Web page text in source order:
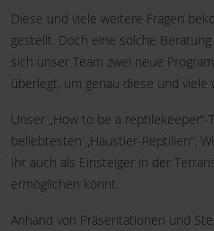
Diese und viele weitere Fragen
gestellt. Doch eine solche
sich unser Team zwei neue
überlegt, um genau diese und
Unser „How to be a
beliebtesten „Haustier-Reptilien“.
Ihr auch als Einsteiger in der
ermöglichen könnt.
Anhand von Präsentationen und